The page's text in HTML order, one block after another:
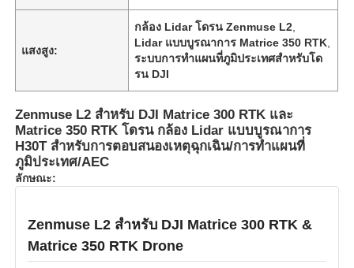
แสงสูง:
กล้อง Lidar โดรน Zenmuse L2
Lidar แบบบูรณาการ Matrice 350 RTK
ระบบการทำแผนที่ภูมิประเทศสำหรับโด
รน DJI
Zenmuse L2 สำหรับ DJI Matrice 300 RTK และ
Matrice 350 RTK โดรน กล้อง Lidar แบบบูรณาการ
H30T สำหรับการตอบสนองเหตุฉุกเฉิน/การทำแผนที่
ภูมิประเทศ/AEC
ลักษณะ:
Zenmuse L2 สําหรับ DJI Matrice 300 RTK &
Matrice 350 RTK Drone